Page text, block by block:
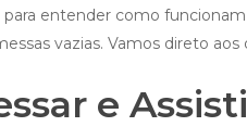
entender como
vazias. Vamos direto aos
e